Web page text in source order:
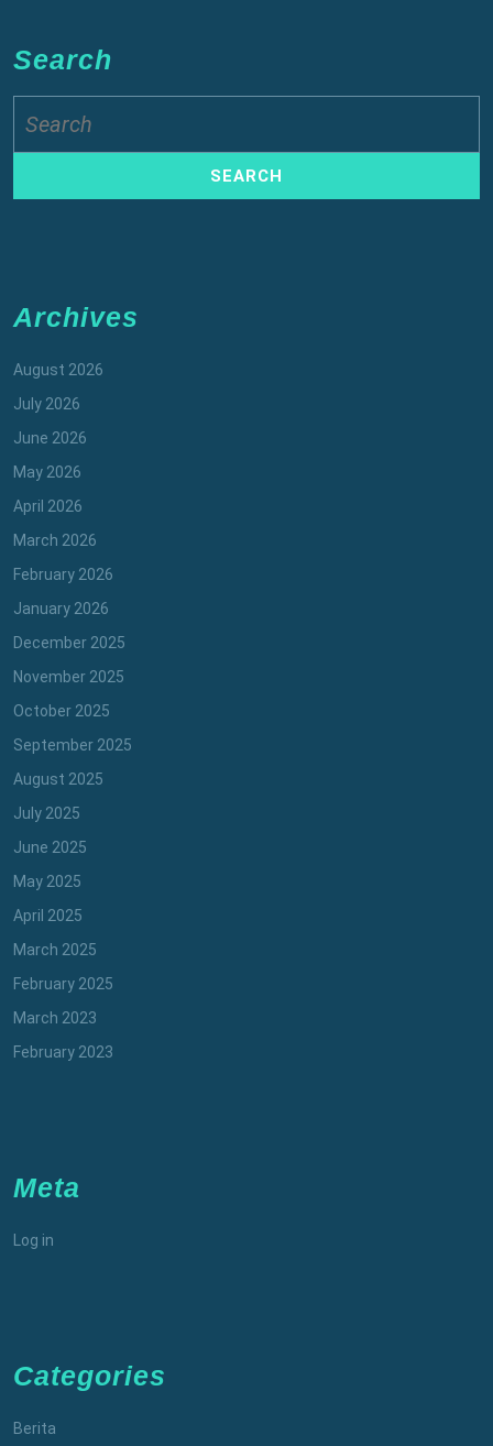
Search
for:
Archives
August 2026
July 2026
June 2026
May 2026
April 2026
March 2026
February 2026
January 2026
December 2025
November 2025
October 2025
September 2025
August 2025
July 2025
June 2025
May 2025
April 2025
March 2025
February 2025
March 2023
February 2023
Meta
Log in
Categories
Berita